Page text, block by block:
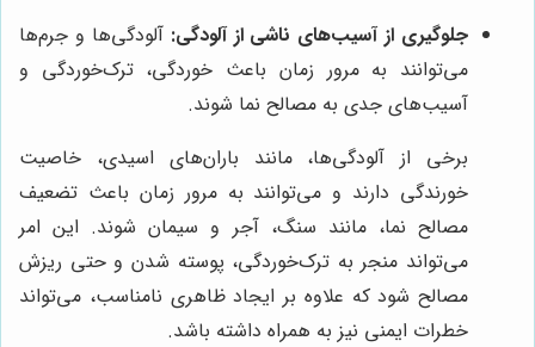
جلوگیری از آسیب‌های ناشی از آلودگی: آلودگی‌ها و جرم‌ها
می‌توانند به مرور زمان باعث خوردگی، ترک‌خوردگی و
آسیب‌های جدی به مصالح نما شوند.
برخی از آلودگی‌ها، مانند باران‌های اسیدی، خاصیت
خورندگی دارند و می‌توانند به مرور زمان باعث تضعیف
مصالح نما، مانند سنگ، آجر و سیمان شوند. این امر
می‌تواند منجر به ترک‌خوردگی، پوسته شدن و حتی ریزش
مصالح شود که علاوه بر ایجاد ظاهری نامناسب، می‌تواند
خطرات ایمنی نیز به همراه داشته باشد.